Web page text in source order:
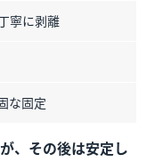
寧に剥離
な固定
、その後は安定し